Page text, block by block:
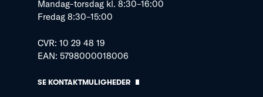
Mandag–torsdag kl. 8:30–16:00
Fredag 8:30–15:00
CVR: 10 29 48 19
EAN: 5798000018006
SE KONTAKTMULIGHEDER